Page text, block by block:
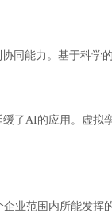
同能力。基于科学
了AI的应用。虚
业范围内所能发挥